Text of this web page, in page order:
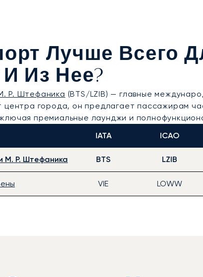
Лучше Всего
Из Нее?
Р. Штефаника (BTS/LZIB) — главные
центра города, он предлагает пассажирам
премиальные лаунджи и
IATA ICAO
М. Р. Штефаника BTS LZIB
VIE LOWW